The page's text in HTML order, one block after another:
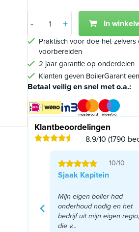
-
Min 1
Aantal
+
Plus 1
In
Praktisch voor doe-het-
voorbereiden
2 jaar garantie op onderdelen
Klanten geven BoilerGarant
Betaal veilig en snel met o.a.:
Klantbeoordelingen
8.9/10 (1790
10/10
Sjaak Kapitein
Mijn eigen boiler had
onderhoud nodig en het
bedrijf uit mijn eigen regio,
die v...